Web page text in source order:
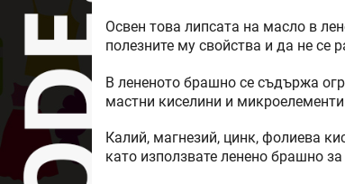
Освен това липсата на масло в
полезните му свойства и да не се
В лененото брашно се съдържа
мастни киселини и
Калий, магнезий, цинк, фолиева
като използвате ленено брашно за